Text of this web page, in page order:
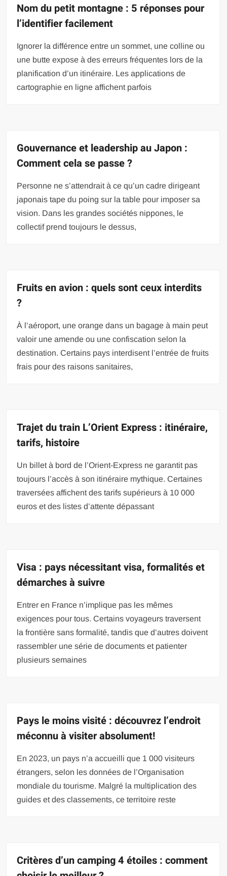
Nom du petit montagne : 5 réponses pour
l’identifier facilement
Ignorer la différence entre un sommet, une colline ou
une butte expose à des erreurs fréquentes lors de la
planification d’un itinéraire. Les applications de
cartographie en ligne affichent parfois
Gouvernance et leadership au Japon :
Comment cela se passe ?
Personne ne s’attendrait à ce qu’un cadre dirigeant
japonais tape du poing sur la table pour imposer sa
vision. Dans les grandes sociétés nippones, le
collectif prend toujours le dessus,
Fruits en avion : quels sont ceux interdits
?
À l’aéroport, une orange dans un bagage à main peut
valoir une amende ou une confiscation selon la
destination. Certains pays interdisent l’entrée de fruits
frais pour des raisons sanitaires,
Trajet du train L’Orient Express : itinéraire,
tarifs, histoire
Un billet à bord de l’Orient-Express ne garantit pas
toujours l’accès à son itinéraire mythique. Certaines
traversées affichent des tarifs supérieurs à 10 000
euros et des listes d’attente dépassant
Visa : pays nécessitant visa, formalités et
démarches à suivre
Entrer en France n’implique pas les mêmes
exigences pour tous. Certains voyageurs traversent
la frontière sans formalité, tandis que d’autres doivent
rassembler une série de documents et patienter
plusieurs semaines
Pays le moins visité : découvrez l’endroit
méconnu à visiter absolument!
En 2023, un pays n’a accueilli que 1 000 visiteurs
étrangers, selon les données de l’Organisation
mondiale du tourisme. Malgré la multiplication des
guides et des classements, ce territoire reste
Critères d’un camping 4 étoiles : comment